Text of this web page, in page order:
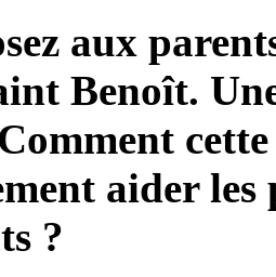
aux
Benoît.
aider
?